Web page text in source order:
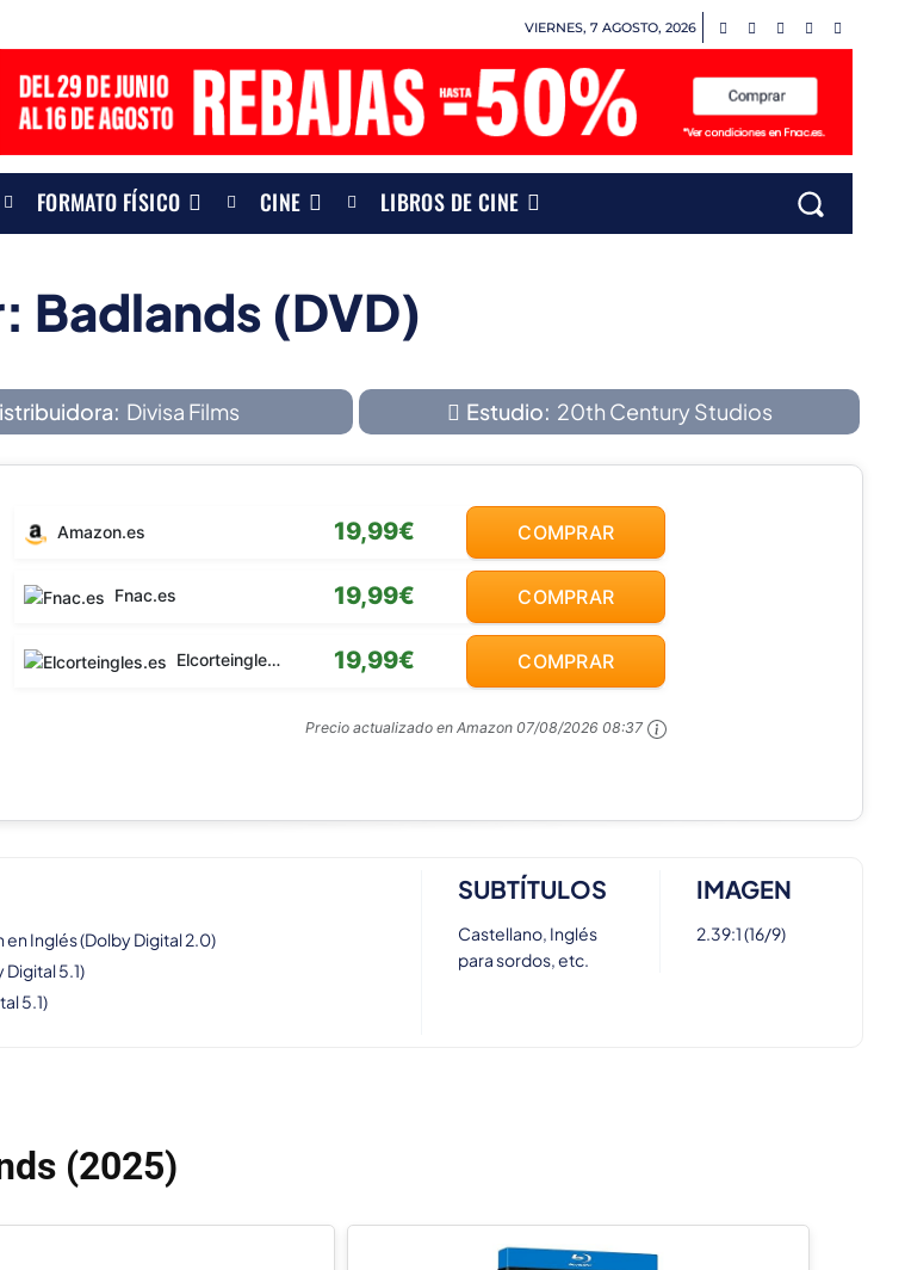
VIERNES, 7 AGOSTO, 2026
FORMATO FÍSICO CINE LIBROS DE CINE
Badlands (DVD)
Divisa Films Estudio: 20th Century Studios
Amazon.es 19,99€ COMPRAR
Fnac.es 19,99€ COMPRAR
Elcorteingles.es 19,99€ COMPRAR
Precio actualizado en Amazon 07/08/2026 08:37
Inglés (Dolby Digital 2.0)
5.1)
5.1)
SUBTÍTULOS
Castellano, Inglés
para sordos, etc.
IMAGEN
2.39:1 (16/9)
(2025)